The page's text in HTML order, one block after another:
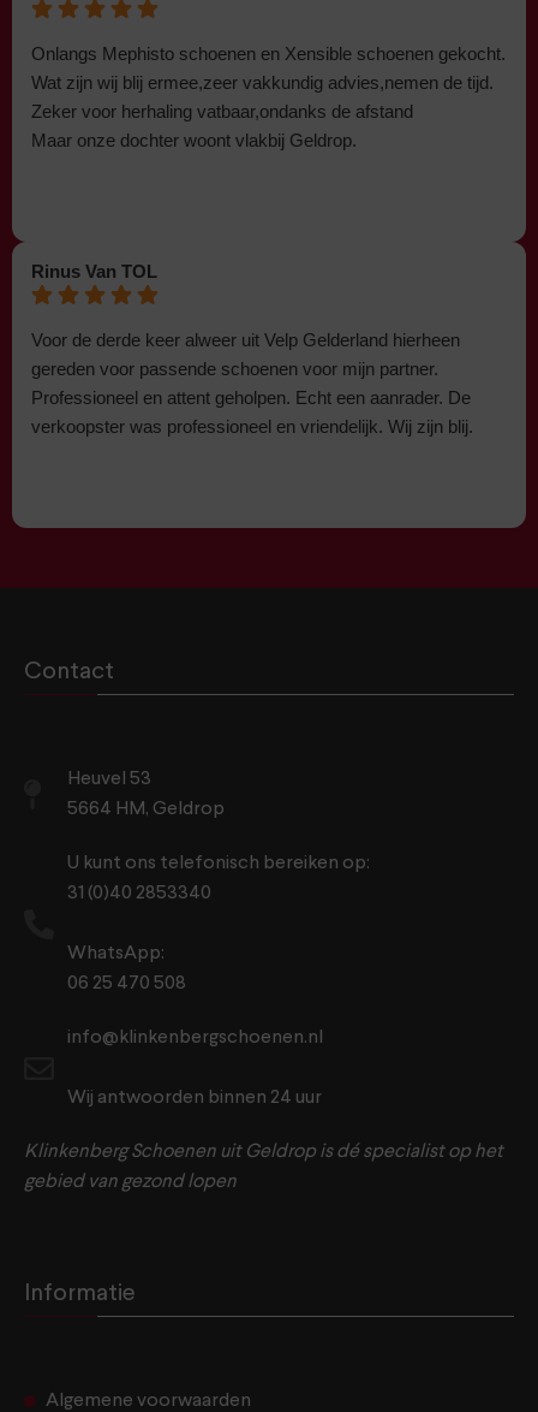
Onlangs Mephisto schoenen en Xensible schoenen gekocht.
Wat zijn wij blij ermee,zeer vakkundig advies,nemen de tijd.
Zeker voor herhaling vatbaar,ondanks de afstand
Maar onze dochter woont vlakbij Geldrop.
Rinus Van TOL
Voor de derde keer alweer uit Velp Gelderland hierheen
gereden voor passende schoenen voor mijn partner.
Professioneel en attent geholpen. Echt een aanrader. De
verkoopster was professioneel en vriendelijk. Wij zijn blij.
Contact
Heuvel 53
5664 HM, Geldrop
U kunt ons telefonisch bereiken op:
31 (0)40 2853340
WhatsApp:
06 25 470 508
info@klinkenbergschoenen.nl
Wij antwoorden binnen 24 uur
Klinkenberg Schoenen uit Geldrop is dé specialist op het
gebied van gezond lopen
Informatie
Algemene voorwaarden